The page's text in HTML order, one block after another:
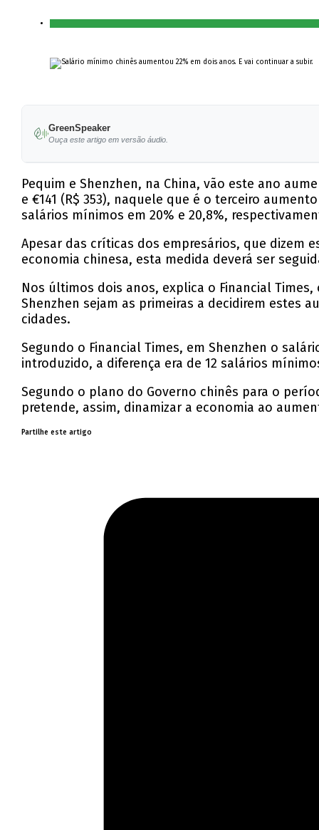
GreenSpeaker
Ouça este artigo em versão áudio.
Pequim e Shenzhen, na China, vão este ano
e €141 (R$ 353), naquele que é o terceiro
salários mínimos em 20% e 20,8%,
Apesar das críticas dos empresários, que dizem
economia chinesa, esta medida deverá ser
Nos últimos dois anos, explica o Financial
Shenzhen sejam as primeiras a decidirem estes
cidades.
Segundo o Financial Times, em Shenzhen o
introduzido, a diferença era de 12 salários
Segundo o plano do Governo chinês para o
pretende, assim, dinamizar a economia ao
Partilhe este artigo